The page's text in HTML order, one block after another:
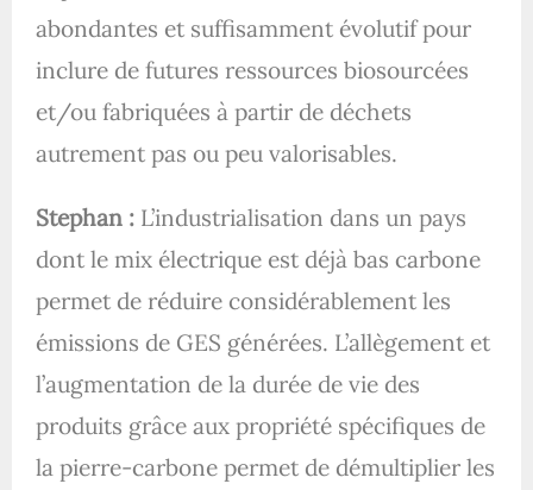
abondantes et suffisamment évolutif pour
inclure de futures ressources biosourcées
et/ou fabriquées à partir de déchets
autrement pas ou peu valorisables.
Stephan : L’industrialisation dans un pays
dont le mix électrique est déjà bas carbone
permet de réduire considérablement les
émissions de GES générées. L’allègement et
l’augmentation de la durée de vie des
produits grâce aux propriété spécifiques de
la pierre-carbone permet de démultiplier les